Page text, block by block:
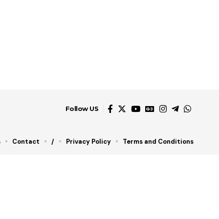
Follow US
Contact / Privacy Policy Terms and Conditions